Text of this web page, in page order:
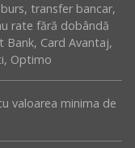
transfer bancar,
rate fără dobândă
Bank, Card Avantaj,
Optimo
valoarea minima de